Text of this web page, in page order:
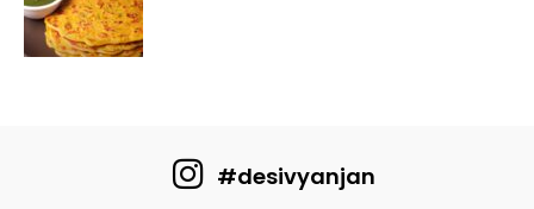
#desivyanjan